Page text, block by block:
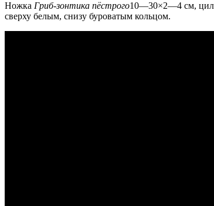
Ножка Гриб-зонтика пёстрого10—30×2—4 см,
сверху белым, снизу буроватым кольцом.